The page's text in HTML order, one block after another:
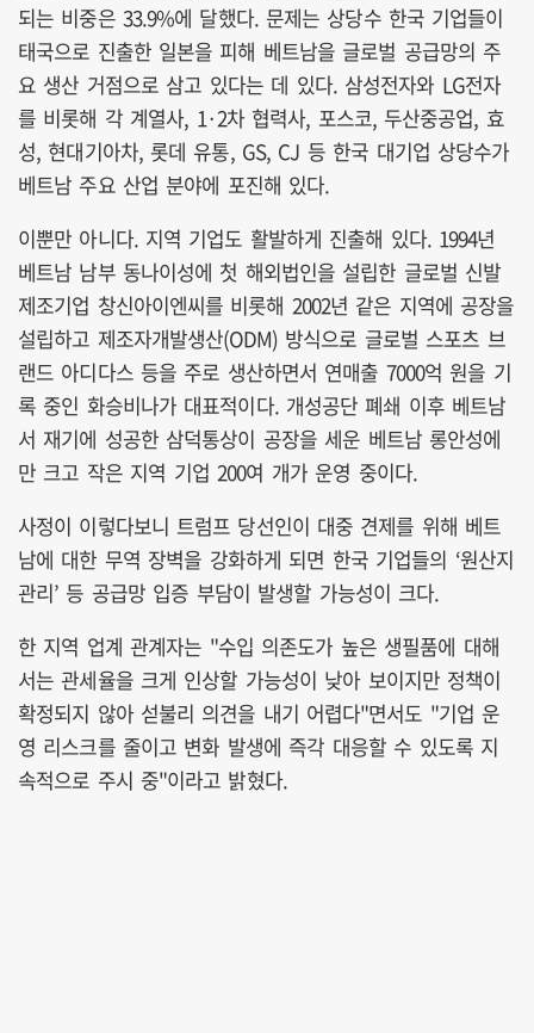
되는 비중은 33.9%에 달했다. 문제는 상당수 한국 기업들이
태국으로 진출한 일본을 피해 베트남을 글로벌 공급망의 주
요 생산 거점으로 삼고 있다는 데 있다. 삼성전자와 LG전자
를 비롯해 각 계열사, 1·2차 협력사, 포스코, 두산중공업, 효
성, 현대기아차, 롯데 유통, GS, CJ 등 한국 대기업 상당수가
베트남 주요 산업 분야에 포진해 있다.
이뿐만 아니다. 지역 기업도 활발하게 진출해 있다. 1994년
베트남 남부 동나이성에 첫 해외법인을 설립한 글로벌 신발
제조기업 창신아이엔씨를 비롯해 2002년 같은 지역에 공장을
설립하고 제조자개발생산(ODM) 방식으로 글로벌 스포츠 브
랜드 아디다스 등을 주로 생산하면서 연매출 7000억 원을 기
록 중인 화승비나가 대표적이다. 개성공단 폐쇄 이후 베트남
서 재기에 성공한 삼덕통상이 공장을 세운 베트남 롱안성에
만 크고 작은 지역 기업 200여 개가 운영 중이다.
사정이 이렇다보니 트럼프 당선인이 대중 견제를 위해 베트
남에 대한 무역 장벽을 강화하게 되면 한국 기업들의 ‘원산지
관리’ 등 공급망 입증 부담이 발생할 가능성이 크다.
한 지역 업계 관계자는 "수입 의존도가 높은 생필품에 대해
서는 관세율을 크게 인상할 가능성이 낮아 보이지만 정책이
확정되지 않아 섣불리 의견을 내기 어렵다"면서도 "기업 운
영 리스크를 줄이고 변화 발생에 즉각 대응할 수 있도록 지
속적으로 주시 중"이라고 밝혔다.